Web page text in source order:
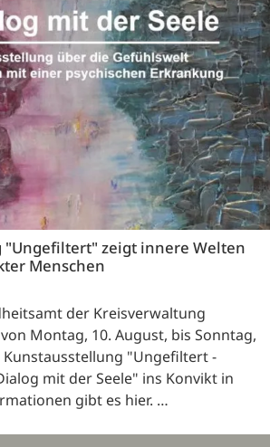
"Ungefiltert" zeigt innere Welten
Menschen
der Kreisverwaltung
Montag, 10. August, bis Sonntag,
Kunstausstellung "Ungefiltert -
mit der Seele" ins Konvikt in
gibt es hier. …